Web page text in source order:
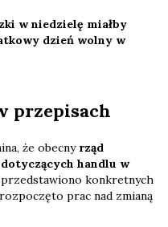
w niedzielę miałby
dzień wolny w
przepisach
że obecny rząd
handlu w
konkretnych
prac nad zmianą